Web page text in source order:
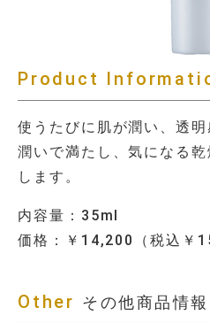
Product
使うたびに肌が潤い、透
潤いで満たし、気になる
します。
内容量：35ml
価格：￥14,200（税込￥
Other その他商品情報